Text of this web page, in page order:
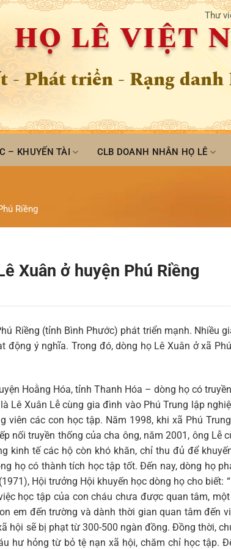
Thư
HỌ LÊ VIỆT
- Phát triển - Rạng
– KHUYẾN TÀI CLB DOANH NHÂN HỌ LÊ
Riềng
Xuân ở huyện Phú Riềng
Riềng (tỉnh Bình Phước) phát triển mạnh. Nhiều
ý nghĩa. Trong đó, dòng họ Lê Xuân ở xã
Hoằng Hóa, tỉnh Thanh Hóa – dòng họ có
Lê Xuân Lễ cùng gia đình vào Phú Trung lập
các con học tập. Năm 1998, khi xã Phú
nối truyền thống của cha ông, năm 2001, ông Lễ
kinh tế các hộ còn khó khăn, chỉ thu đủ để
họ có thành tích học tập tốt. Đến nay, dòng họ
Hội trưởng Hội khuyến học dòng họ cho biết:
học tập của con cháu chưa được quan tâm,
em đến trường và dành thời gian quan tâm đến
hội sẽ bị phạt từ 300-500 ngàn đồng. Đồng thời,
hư hỏng từ bỏ tệ nạn xã hội, chăm chỉ học tập.